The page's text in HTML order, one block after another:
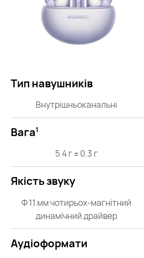
Тип навушників
Внутрішньоканальні
Вага1
5.4 г ± 0.3 г
Якість звуку
Φ 11 мм чотирьох-магнітний
динамічний драйвер
Аудіоформати